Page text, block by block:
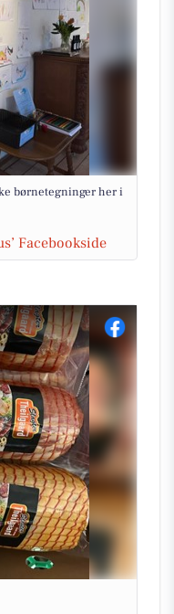
børnetegninger her i
Facebookside